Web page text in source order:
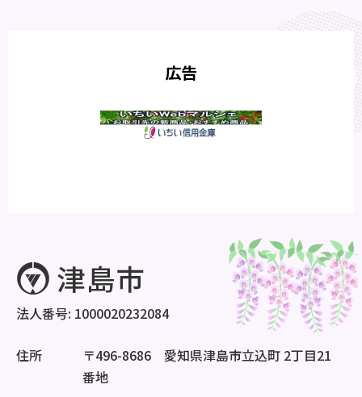
広告
法人番号: 1000020232084
住所
〒496-8686 愛知県津島市立込町 2丁目21
番地